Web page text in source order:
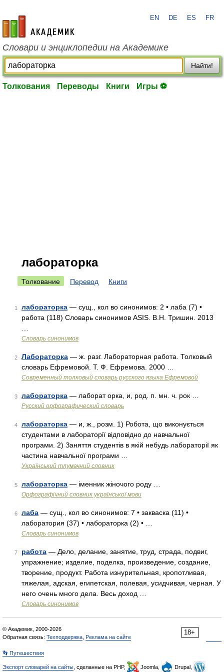
academic.ru
EN DE ES FR
Словари и энциклопедии на Академике
Найти!
Толкования Переводы Книги Игры ⚽
лабораторка
Толкование Перевод Книги
1 лабораторка — сущ., кол во синонимов: 2 • лаба (7) •
работа (118) Словарь синонимов ASIS. В.Н. Тришин. 2013
Словарь синонимов
2 Лабораторка — ж. разг. Лабораторная работа. Толковый
словарь Ефремовой. Т. Ф. Ефремова. 2000 …
Современный толковый словарь русского языка Ефремовой
3 лабораторка — лаборат орка, и, род. п. мн. ч. рок …
Русский орфографический словарь
4 лабораторка — и, ж., розм. 1) Робота, що виконується
студентами в лабораторії відповідно до навчальної
програми. 2) Заняття студентів в якій небудь лабораторії як
частина навчальної програми …
Український тлумачний словник
5 лабораторка — іменник жіночого роду …
Орфографічний словник української мови
6 лаба — сущ., кол во синонимов: 7 • закваска (11) •
лаборатория (37) • лабораторка (2) • …
Словарь синонимов
7 работа — Дело, делание, занятие, труд, страда, подвиг,
упражнение; изделие, поделка, произведение, создание,
творение, продукт. Работа изнурительная, кропотливая,
тяжелая, адская, египетская, полевая, усидчивая, черная. У
него очень много дела. Весь доход …
Словарь синонимов
18+
© Академик, 2000-2026
Обратная связь: Техподдержка Реклама на сайте
👣 Путешествия
Экспорт словарей на сайты , сделанные на PHP, Joomla, Drupal,